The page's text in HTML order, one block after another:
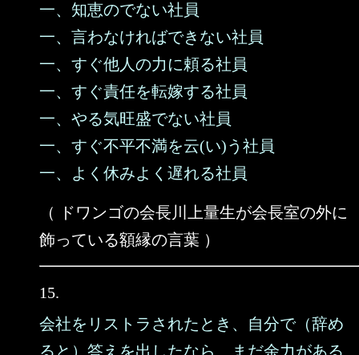
一、知恵のでない社員
一、言わなければできない社員
一、すぐ他人の力に頼る社員
一、すぐ責任を転嫁する社員
一、やる気旺盛でない社員
一、すぐ不平不満を云(い)う社員
一、よく休みよく遅れる社員
（ ドワンゴの会長川上量生が会長室の外に
飾っている額縁の言葉 ）
15.
会社をリストラされたとき、自分で（辞め
ると）答えを出したなら、まだ余力がある